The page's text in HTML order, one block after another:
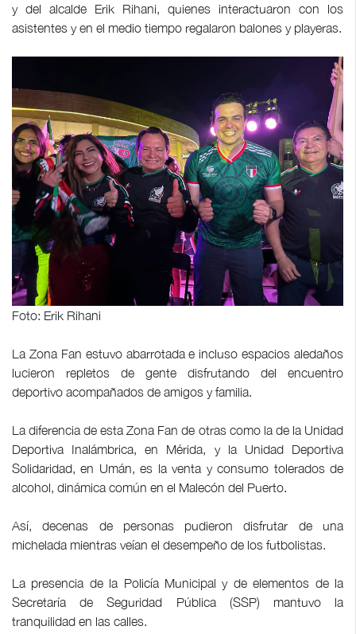
y del alcalde Erik Rihani, quienes interactuaron con los
asistentes y en el medio tiempo regalaron balones y playeras.
Foto: Erik Rihani
La Zona Fan estuvo abarrotada e incluso espacios aledaños
lucieron repletos de gente disfrutando del encuentro
deportivo acompañados de amigos y familia.
La diferencia de esta Zona Fan de otras como la de la Unidad
Deportiva Inalámbrica, en Mérida, y la Unidad Deportiva
Solidaridad, en Umán, es la venta y consumo tolerados de
alcohol, dinámica común en el Malecón del Puerto.
Así, decenas de personas pudieron disfrutar de una
michelada mientras veían el desempeño de los futbolistas.
La presencia de la Policía Municipal y de elementos de la
Secretaría de Seguridad Pública (SSP) mantuvo la
tranquilidad en las calles.